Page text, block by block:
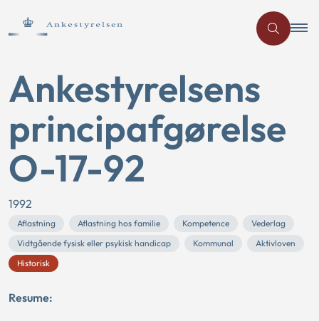
Ankestyrelsens
principafgørelse
O-17-92
1992
Aflastning Aflastning hos familie Kompetence
Vederlag
Vidtgående fysisk eller psykisk handicap
Kommunal
Aktivloven
Historisk
Resume: